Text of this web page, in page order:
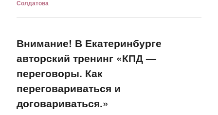
Солдатова
Внимание! В Екатеринбурге
авторский тренинг «КПД —
переговоры. Как
переговариваться и
договариваться.»